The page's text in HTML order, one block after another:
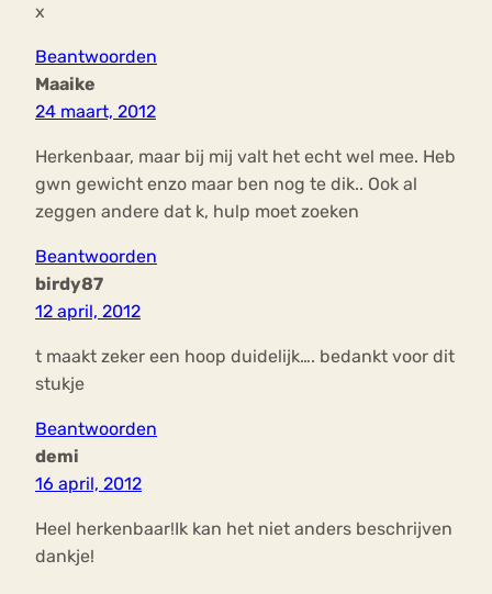
x
Beantwoorden
Maaike
24 maart, 2012
Herkenbaar, maar bij mij valt het echt wel mee. Heb
gwn gewicht enzo maar ben nog te dik.. Ook al
zeggen andere dat k, hulp moet zoeken
Beantwoorden
birdy87
12 april, 2012
t maakt zeker een hoop duidelijk…. bedankt voor dit
stukje
Beantwoorden
demi
16 april, 2012
Heel herkenbaar!Ik kan het niet anders beschrijven
dankje!